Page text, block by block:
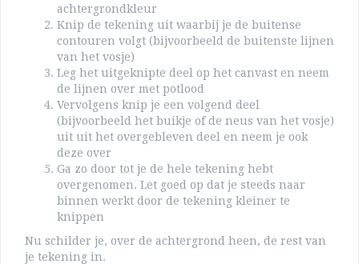
achtergrondkleur
Knip de tekening uit waarbij je de buitense
contouren volgt (bijvoorbeeld de buitenste lijnen
van het vosje)
Leg het uitgeknipte deel op het canvast en neem
de lijnen over met potlood
Vervolgens knip je een volgend deel
(bijvoorbeeld het buikje of de neus van het vosje)
uit uit het overgebleven deel en neem je ook
deze over
Ga zo door tot je de hele tekening hebt
overgenomen. Let goed op dat je steeds naar
binnen werkt door de tekening kleiner te
knippen
Nu schilder je, over de achtergrond heen, de rest van
je tekening in.